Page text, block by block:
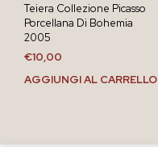
Teiera Collezione Picasso
Porcellana Di Bohemia
2005
€10,00
AGGIUNGI AL CARRELLO